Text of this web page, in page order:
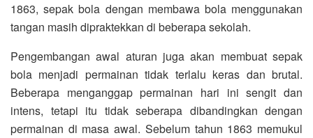
1863, sepak bola dengan membawa bola menggunakan
tangan masih dipraktekkan di beberapa sekolah.
Pengembangan awal aturan juga akan membuat sepak
bola menjadi permainan tidak terlalu keras dan brutal.
Beberapa menganggap permainan hari ini sengit dan
intens, tetapi itu tidak seberapa dibandingkan dengan
permainan di masa awal. Sebelum tahun 1863 memukul